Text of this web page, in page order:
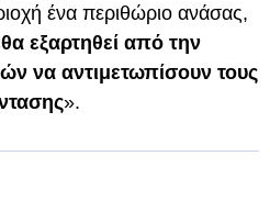
ένα περιθώριο ανάσας,
εξαρτηθεί από την
να αντιμετωπίσουν τους
».